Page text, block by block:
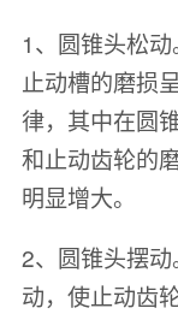
1、圆锥头松
止动槽的磨损
律，其中在圆
和止动齿轮的
明显增大。
2、圆锥头摆
动，使止动齿